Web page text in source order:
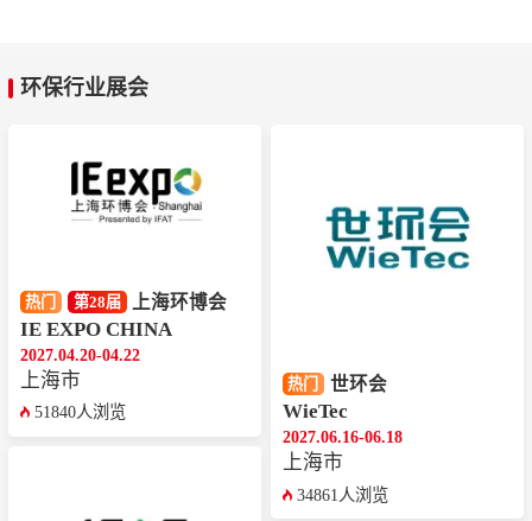
环保行业展会
热门 第28届 上海环博会
IE EXPO CHINA
2027.04.20-04.22
上海市
51840人浏览
热门 世环会
WieTec
2027.06.16-06.18
上海市
34861人浏览